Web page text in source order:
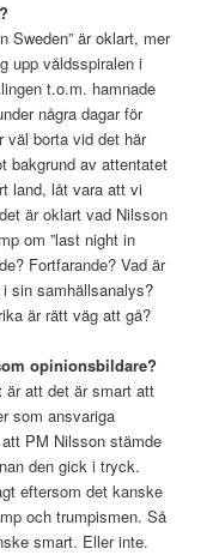
Sweden” är oklart, mer
upp våldsspiralen i
t.o.m. hamnade
några dagar för
väl borta vid det här
bakgrund av attentatet
land, låt vara att vi
är oklart vad Nilsson
om ”last night in
Fortfarande? Vad är
sin samhällsanalys?
är rätt väg att gå?
opinionsbildare?
är att det är smart att
som ansvariga
PM Nilsson stämde
den gick i tryck.
eftersom det kanske
och trumpismen. Så
smart. Eller inte.